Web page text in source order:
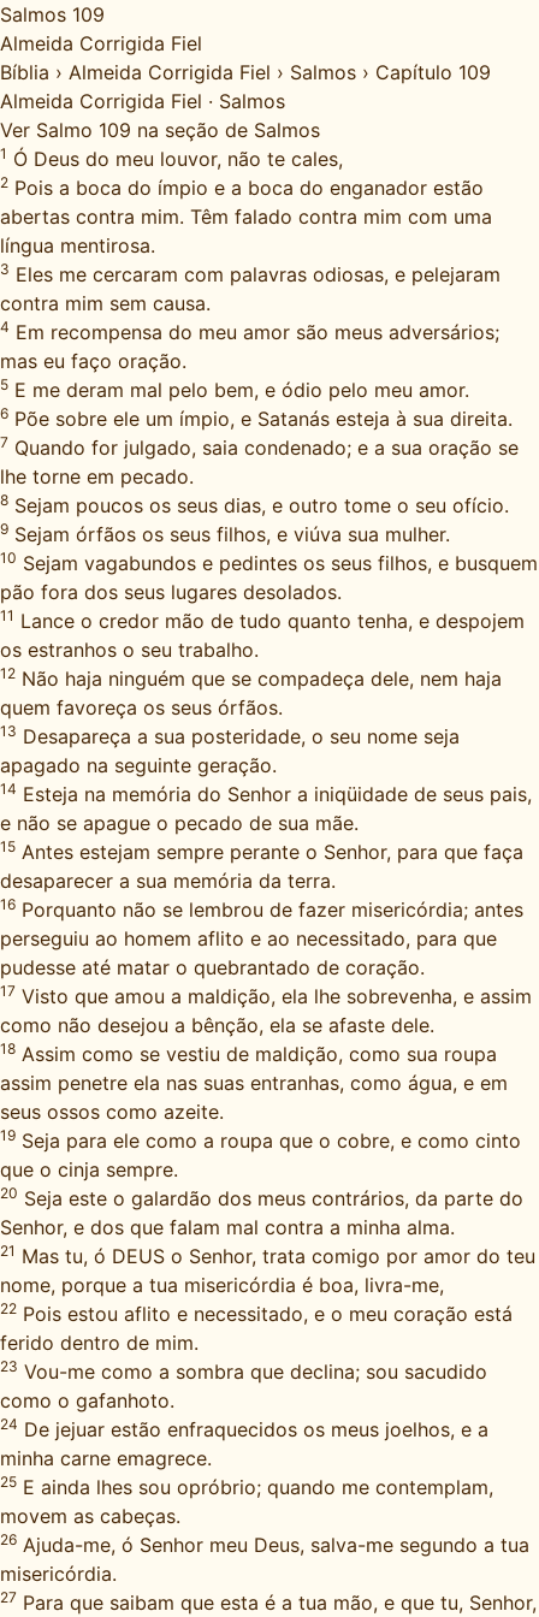
Salmos 109
Almeida Corrigida Fiel
Bíblia › Almeida Corrigida Fiel › Salmos › Capítulo 109
Almeida Corrigida Fiel · Salmos
Ver Salmo 109 na seção de Salmos
1 Ó Deus do meu louvor, não te cales,
2 Pois a boca do ímpio e a boca do enganador estão
abertas contra mim. Têm falado contra mim com uma
língua mentirosa.
3 Eles me cercaram com palavras odiosas, e pelejaram
contra mim sem causa.
4 Em recompensa do meu amor são meus adversários;
mas eu faço oração.
5 E me deram mal pelo bem, e ódio pelo meu amor.
6 Põe sobre ele um ímpio, e Satanás esteja à sua direita.
7 Quando for julgado, saia condenado; e a sua oração se
lhe torne em pecado.
8 Sejam poucos os seus dias, e outro tome o seu ofício.
9 Sejam órfãos os seus filhos, e viúva sua mulher.
10 Sejam vagabundos e pedintes os seus filhos, e busquem
pão fora dos seus lugares desolados.
11 Lance o credor mão de tudo quanto tenha, e despojem
os estranhos o seu trabalho.
12 Não haja ninguém que se compadeça dele, nem haja
quem favoreça os seus órfãos.
13 Desapareça a sua posteridade, o seu nome seja
apagado na seguinte geração.
14 Esteja na memória do Senhor a iniqüidade de seus pais,
e não se apague o pecado de sua mãe.
15 Antes estejam sempre perante o Senhor, para que faça
desaparecer a sua memória da terra.
16 Porquanto não se lembrou de fazer misericórdia; antes
perseguiu ao homem aflito e ao necessitado, para que
pudesse até matar o quebrantado de coração.
17 Visto que amou a maldição, ela lhe sobrevenha, e assim
como não desejou a bênção, ela se afaste dele.
18 Assim como se vestiu de maldição, como sua roupa
assim penetre ela nas suas entranhas, como água, e em
seus ossos como azeite.
19 Seja para ele como a roupa que o cobre, e como cinto
que o cinja sempre.
20 Seja este o galardão dos meus contrários, da parte do
Senhor, e dos que falam mal contra a minha alma.
21 Mas tu, ó DEUS o Senhor, trata comigo por amor do teu
nome, porque a tua misericórdia é boa, livra-me,
22 Pois estou aflito e necessitado, e o meu coração está
ferido dentro de mim.
23 Vou-me como a sombra que declina; sou sacudido
como o gafanhoto.
24 De jejuar estão enfraquecidos os meus joelhos, e a
minha carne emagrece.
25 E ainda lhes sou opróbrio; quando me contemplam,
movem as cabeças.
26 Ajuda-me, ó Senhor meu Deus, salva-me segundo a tua
misericórdia.
27 Para que saibam que esta é a tua mão, e que tu, Senhor,